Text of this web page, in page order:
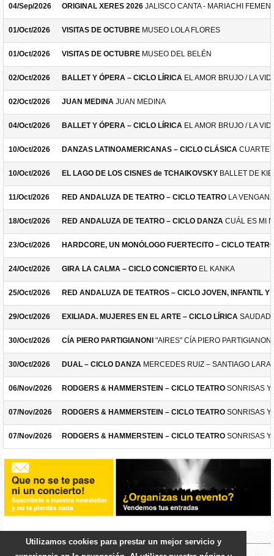
04/Sep/2026 ORIGINAL XERES 2026 JALISCO CANTA - MARIACHI
01/Oct/2026 VISITAS DE OCTUBRE MUSEO LOLA FLORES
01/Oct/2026 VISITAS DE OCTUBRE MUSEO DEL BELÉN
02/Oct/2026 BALLET Y ÓPERA – CICLO LÍRICA EL AMOR BRUJO / LA
02/Oct/2026 JUAN MEDINA JUAN MEDINA
04/Oct/2026 BALLET Y ÓPERA – CICLO LÍRICA EL AMOR BRUJO / LA
10/Oct/2026 DANZAS LATINOAMERICANAS – CICLO CLÁSICA
10/Oct/2026 EL LAGO DE LOS CISNES de TCHAIKOVSKY BALLET DE
11/Oct/2026 RED ANDALUZA DE TEATRO – CICLO TEATRO LA
18/Oct/2026 RED ANDALUZA DE TEATRO – CICLO DANZA CUÁL ES MI
23/Oct/2026 HARDCORE, UN MONÓLOGO FUERTECITO – CICLO
24/Oct/2026 GIRA LA CALMA – CICLO CONCIERTO EL KANKA
25/Oct/2026 RED ANDALUZA DE TEATROS – CICLO JOVEN, INFANTIL Y
29/Oct/2026 EXILIADA. MUJERES EN EL ARTE – CICLO LÍRICA
30/Oct/2026 CÍA PIERO PARTIGIANONI "AIRES" CÍA PIERO PARTIGIANONI
30/Oct/2026 DUAL – CICLO DANZA MERCEDES RUIZ – SANTIAGO LARA
06/Nov/2026 RODGERS & HAMMERSTEIN – CICLO TEATRO SONRISAS Y
07/Nov/2026 RODGERS & HAMMERSTEIN – CICLO TEATRO SONRISAS Y
07/Nov/2026 RODGERS & HAMMERSTEIN – CICLO TEATRO SONRISAS Y
Utilizamos cookies para prestar un mejor servicio y